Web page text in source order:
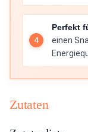
Perfekt
einen
Zutaten